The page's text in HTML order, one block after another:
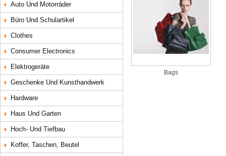
Auto Und Motorräder
Büro Und Schulartikel
Clothes
Consumer Electronics
Elektrogeräte
Geschenke Und Kunsthandwerk
Hardware
Haus Und Garten
Hoch- Und Tiefbau
Koffer, Taschen, Beutel
Bags